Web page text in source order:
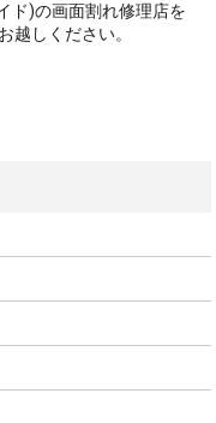
ド)の画面割れ修理店を
越しください。